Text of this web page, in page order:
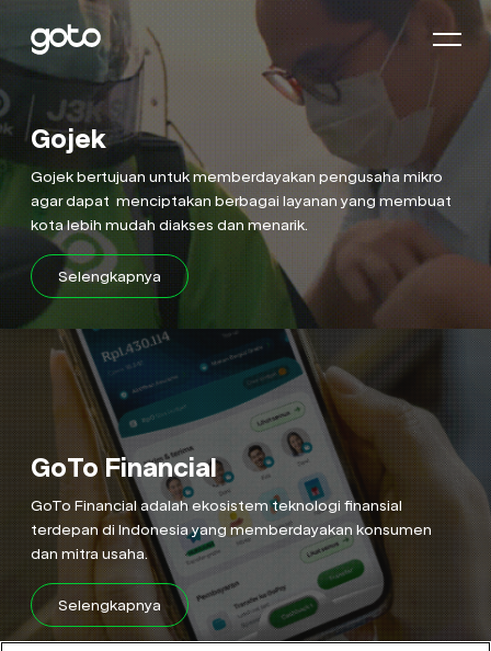
Beranda
Tentang Kami
Tata Kelola
Hubungan Investor
Komitmen Kami
Produk
Ruang Berita
Karier
Hubungi Kami
Gojek
Gojek bertujuan untuk memberdayakan pengusaha mikro
agar dapat menciptakan berbagai layanan yang membuat
kota lebih mudah diakses dan menarik.
Selengkapnya
GoTo Financial
GoTo Financial adalah ekosistem teknologi finansial
terdepan di Indonesia yang memberdayakan konsumen
dan mitra usaha.
Selengkapnya